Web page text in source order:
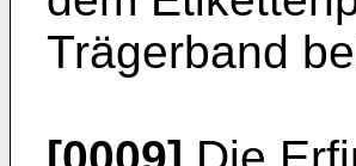
Trägerband